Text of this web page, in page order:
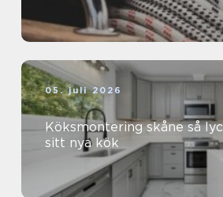
05. juli 2026
Köksmontering skåne så lyckas man med
sitt nya kök